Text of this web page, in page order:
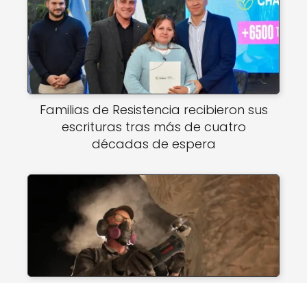
Familias de Resistencia recibieron sus
escrituras tras más de cuatro
décadas de espera